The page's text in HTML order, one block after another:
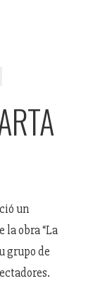
un
la obra “La
grupo de